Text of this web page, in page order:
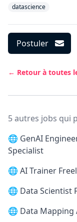
datascience
Postuler
← Retour à toutes
5 autres jobs qui
🌐 GenAI
Specialist
🌐 AI Trainer
🌐 Data Scientist
🌐 Data Mapping